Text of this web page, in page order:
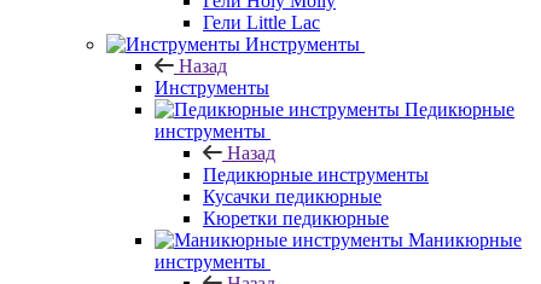
Гели Little Lac
Инструменты
Назад
Инструменты
Педикюрные
инструменты
Назад
Педикюрные инструменты
Кусачки педикюрные
Кюретки педикюрные
Маникюрные
инструменты